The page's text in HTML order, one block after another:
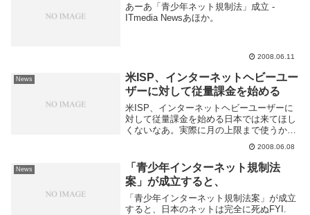
あーあ「青少年ネット規制法」成立 -
ITmedia Newsあほか。
2008.06.11
News
米ISP、インターネットヘビーユー
ザーに対して従量課金を始める
米ISP、インターネットヘビーユーザーに
対して従量課金を始める日本では来てほし
くないなあ。実際に月の上限まで使うか？
といわれるときっと使わないんだけど、従
量課金は精神的に好ましくない。今俺どん
だけ使ったっけってのがわかりにくいし、
超えたらど...
2008.06.08
News
「青少年インターネット規制法
案」が成立すると、
「青少年インターネット規制法案」が成立
すると、日本のネットは完全に死ぬFYI.